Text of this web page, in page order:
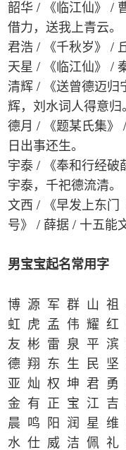
韶华 / 《临江仙》 /
借力，送我上青云。
君浩 / 《千秋岁》 /
天星 / 《临江仙》 /
清辉 / 《送曾德迈归
辉，刘水词人得意归。
德月 / 《题某氏集》
日出事还生。
宇泰 / 《奉和行经破
宇泰，千祀德流清。
文西 / 《早发上东门
号》 / 薛据 / 十五能
男宝宝起名常用字
博 源 军 群 山
虹 虎 孟 伟 耀
友 彬 雷 泉 平
德 翔 东 生 民
亚 灿 权 坤 君
金 有 正 宝 江
晨 鸣 阳 润 星
水 仕 威 洁 佩